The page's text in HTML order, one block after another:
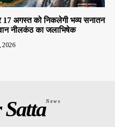
17 अगस्त को निकलेगी भव्य सनातन
नीलकंठ का जलाभिषेक
2026
News